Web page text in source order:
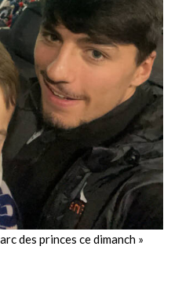
des princes ce dimanch »